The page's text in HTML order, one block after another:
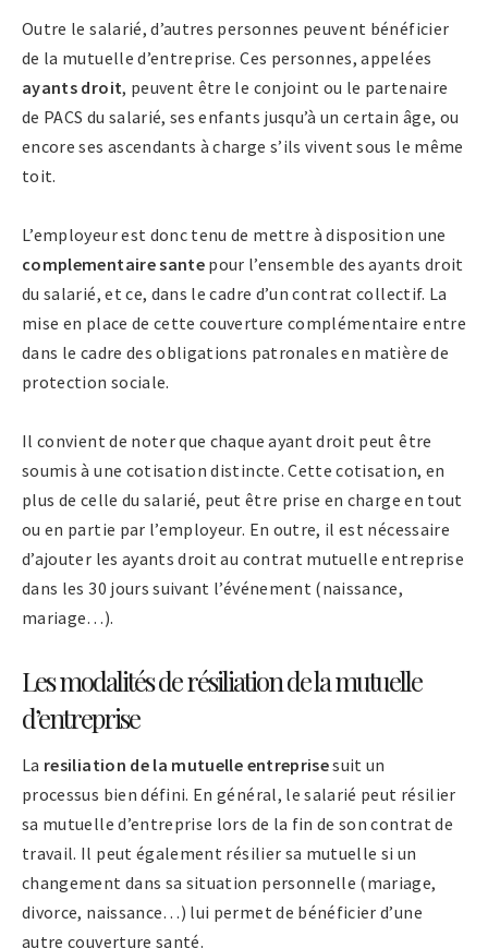
Outre le salarié, d’autres personnes peuvent bénéficier
de la mutuelle d’entreprise. Ces personnes, appelées
ayants droit, peuvent être le conjoint ou le partenaire
de PACS du salarié, ses enfants jusqu’à un certain âge, ou
encore ses ascendants à charge s’ils vivent sous le même
toit.
L’employeur est donc tenu de mettre à disposition une
complementaire sante pour l’ensemble des ayants droit
du salarié, et ce, dans le cadre d’un contrat collectif. La
mise en place de cette couverture complémentaire entre
dans le cadre des obligations patronales en matière de
protection sociale.
Il convient de noter que chaque ayant droit peut être
soumis à une cotisation distincte. Cette cotisation, en
plus de celle du salarié, peut être prise en charge en tout
ou en partie par l’employeur. En outre, il est nécessaire
d’ajouter les ayants droit au contrat mutuelle entreprise
dans les 30 jours suivant l’événement (naissance,
mariage…).
Les modalités de résiliation de la mutuelle
d’entreprise
La resiliation de la mutuelle entreprisesuit un
processus bien défini. En général, le salarié peut résilier
sa mutuelle d’entreprise lors de la fin de son contrat de
travail. Il peut également résilier sa mutuelle si un
changement dans sa situation personnelle (mariage,
divorce, naissance…) lui permet de bénéficier d’une
autre couverture santé.